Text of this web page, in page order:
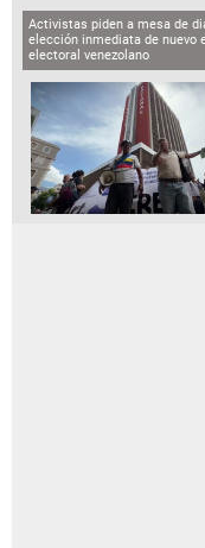
Activistas piden a mesa de
elección inmediata de nuevo
electoral venezolano